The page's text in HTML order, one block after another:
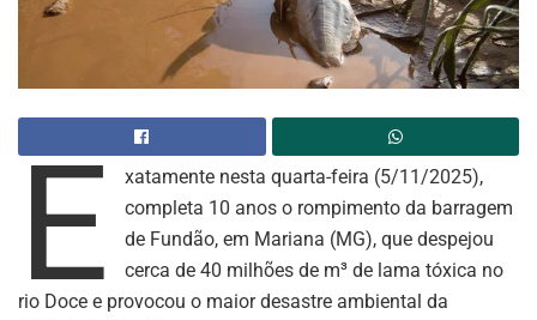
E
xatamente nesta quarta-feira (5/11/2025),
completa 10 anos o rompimento da barragem
de Fundão, em Mariana (MG), que despejou
cerca de 40 milhões de m³ de lama tóxica no
rio Doce e provocou o maior desastre ambiental da